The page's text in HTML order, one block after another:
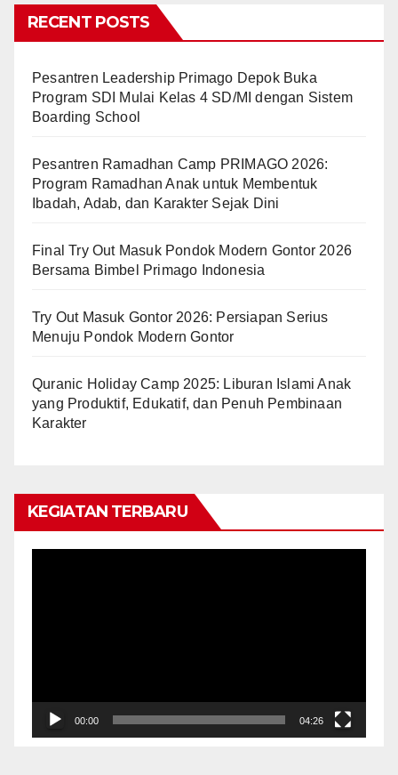
RECENT POSTS
Pesantren Leadership Primago Depok Buka
Program SDI Mulai Kelas 4 SD/MI dengan Sistem
Boarding School
Pesantren Ramadhan Camp PRIMAGO 2026:
Program Ramadhan Anak untuk Membentuk
Ibadah, Adab, dan Karakter Sejak Dini
Final Try Out Masuk Pondok Modern Gontor 2026
Bersama Bimbel Primago Indonesia
Try Out Masuk Gontor 2026: Persiapan Serius
Menuju Pondok Modern Gontor
Quranic Holiday Camp 2025: Liburan Islami Anak
yang Produktif, Edukatif, dan Penuh Pembinaan
Karakter
KEGIATAN TERBARU
00:00 04:26